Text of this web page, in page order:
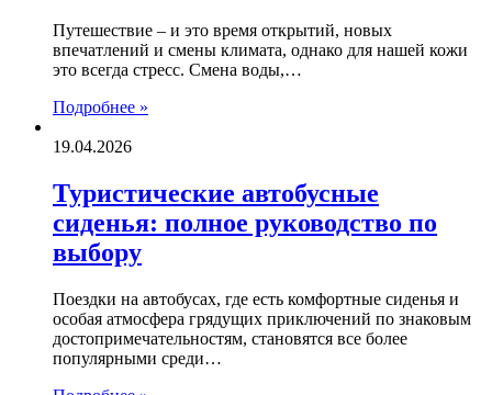
Путешествие – и это время открытий, новых
впечатлений и смены климата, однако для нашей кожи
это всегда стресс. Смена воды,…
Подробнее »
19.04.2026
Туристические автобусные
сиденья: полное руководство по
выбору
Поездки на автобусах, где есть комфортные сиденья и
особая атмосфера грядущих приключений по знаковым
достопримечательностям, становятся все более
популярными среди…